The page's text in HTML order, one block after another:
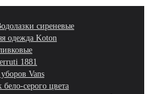
сиреневые
одежда Koton
1881
Vans
серого цвета